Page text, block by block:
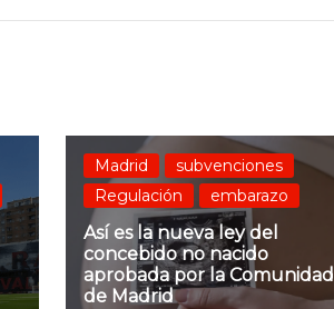
Madrid
subvenciones
Regulación
embarazo
Así es la nueva ley del
concebido no nacido
aprobada por la Comunidad
de Madrid